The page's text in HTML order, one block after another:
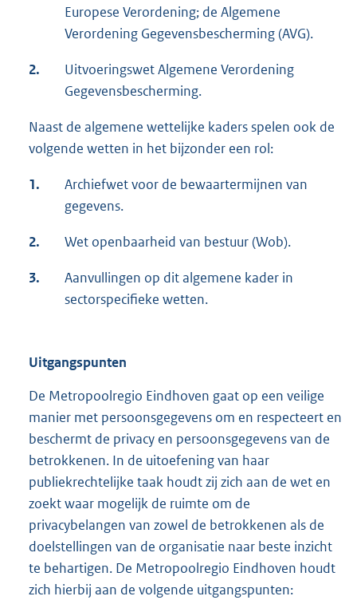
Europese Verordening; de Algemene
Verordening Gegevensbescherming (AVG).
2.
Uitvoeringswet Algemene Verordening
Gegevensbescherming.
Naast de algemene wettelijke kaders spelen ook de
volgende wetten in het bijzonder een rol:
1.
Archiefwet voor de bewaartermijnen van
gegevens.
2. Wet openbaarheid van bestuur (Wob).
3.
Aanvullingen op dit algemene kader in
sectorspecifieke wetten.
Uitgangspunten
De Metropoolregio Eindhoven gaat op een veilige
manier met persoonsgegevens om en respecteert en
beschermt de privacy en persoonsgegevens van de
betrokkenen. In de uitoefening van haar
publiekrechtelijke taak houdt zij zich aan de wet en
zoekt waar mogelijk de ruimte om de
privacybelangen van zowel de betrokkenen als de
doelstellingen van de organisatie naar beste inzicht
te behartigen. De Metropoolregio Eindhoven houdt
zich hierbij aan de volgende uitgangspunten: